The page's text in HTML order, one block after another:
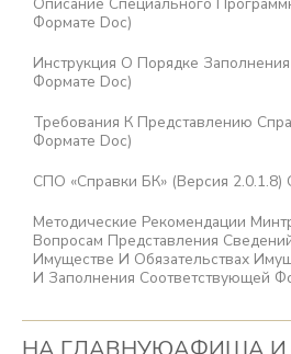
Формате Doc)
Инструкция О Порядке
Формате Doc)
Требования К Представлению
Формате Doc)
СПО «Справки БК» (версия 2.0.1.8)
Методические Рекомендации
Вопросам Представления
Имуществе И Обязательствах
И Заполнения Соответствующей